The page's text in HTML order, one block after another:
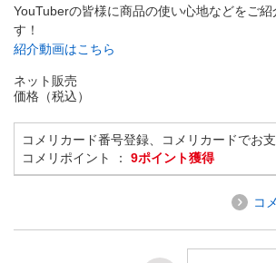
YouTuberの皆様に商品の使い心地などをご紹
す！
紹介動画はこちら
ネット販売
価格（税込）
コメリカード番号登録、コメリカードでお
コメリポイント ： 9ポイント獲得
コ